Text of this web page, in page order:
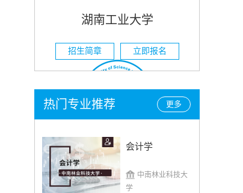
湖南工业大学
招生简章 立即报名
湖南科技大学
招生简章
更多
热门专业推荐
会计学
中南林业科技大
学